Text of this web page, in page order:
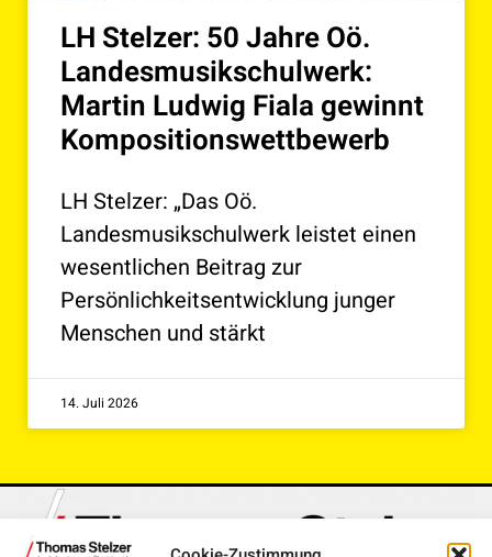
LH Stelzer: 50 Jahre Oö.
Landesmusikschulwerk:
Martin Ludwig Fiala gewinnt
Kompositionswettbewerb
LH Stelzer: „Das Oö.
Landesmusikschulwerk leistet einen
wesentlichen Beitrag zur
Persönlichkeitsentwicklung junger
Menschen und stärkt
14. Juli 2026